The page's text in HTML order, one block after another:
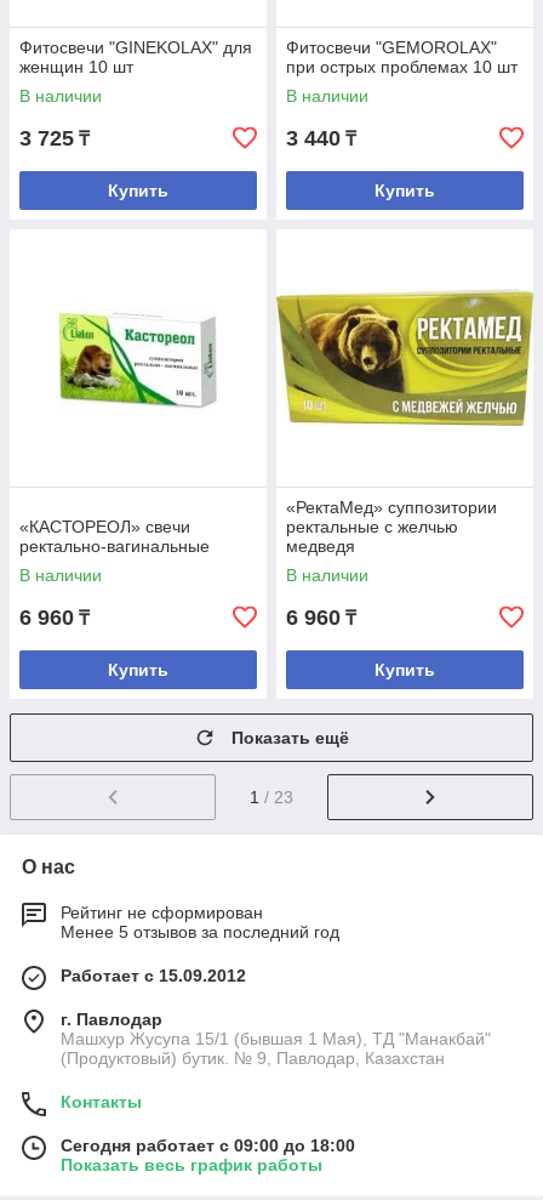
Фитосвечи "GINEKOLAX" для
женщин 10 шт
В наличии
3 725 ₸
Купить
Фитосвечи "GEMOROLAX"
при острых проблемах 10 шт
В наличии
3 440 ₸
Купить
«КАСТОРЕОЛ» свечи
ректально-вагинальные
В наличии
6 960 ₸
Купить
«РектаМед» суппозитории
ректальные с желчью
медведя
В наличии
6 960 ₸
Купить
Показать ещё
1 / 23
О нас
Рейтинг не сформирован
Менее 5 отзывов за последний год
Работает с 15.09.2012
г. Павлодар
Машхур Жусупа 15/1 (бывшая 1 Мая), ТД "Манакбай"
(Продуктовый) бутик. № 9, Павлодар, Казахстан
Контакты
Сегодня работает с 09:00 до 18:00
Показать весь график работы